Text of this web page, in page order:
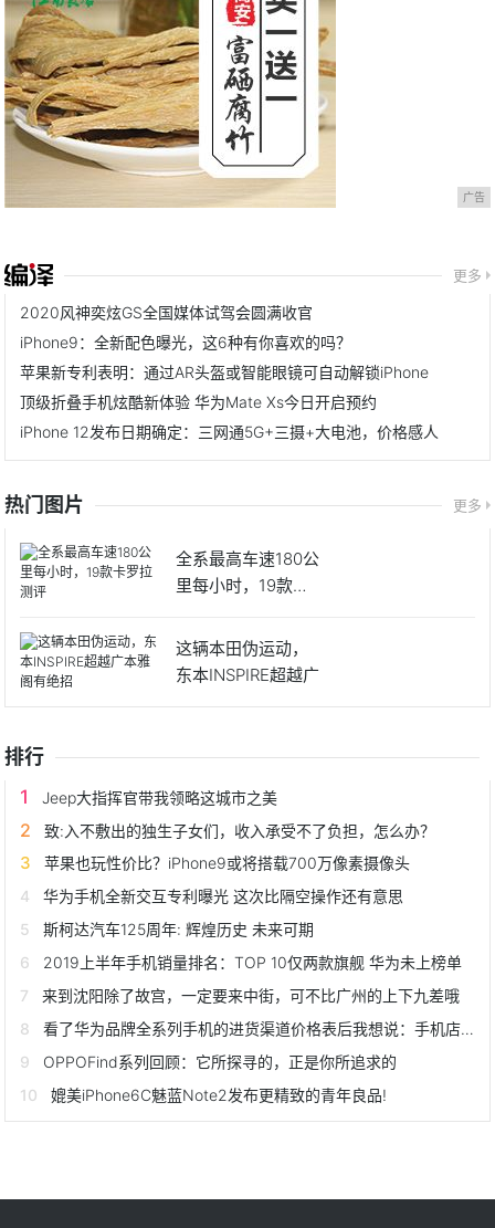
广告
更多
2020风神奕炫GS全国媒体试驾会圆满收官
iPhone9：全新配色曝光，这6种有你喜欢的吗？
苹果新专利表明：通过AR头盔或智能眼镜可自动解锁iPhone
顶级折叠手机炫酷新体验 华为Mate Xs今日开启预约
iPhone 12发布日期确定：三网通5G+三摄+大电池，价格感人
热门图片 更多
全系最高车速180公
里每小时，19款卡
这辆本田伪运动，
东本INSPIRE超越广
排行
Jeep大指挥官带我领略这城市之美
致:入不敷出的独生子女们，收入承受不了负担，怎么办？
苹果也玩性价比？iPhone9或将搭载700万像素摄像头
华为手机全新交互专利曝光 这次比隔空操作还有意思
斯柯达汽车125周年: 辉煌历史 未来可期
2019上半年手机销量排名：TOP 10仅两款旗舰 华为未上榜单
来到沈阳除了故宫，一定要来中街，可不比广州的上下九差哦
看了华为品牌全系列手机的进货渠道价格表后我想说：手机店真黑！
OPPOFind系列回顾：它所探寻的，正是你所追求的
媲美iPhone6C魅蓝Note2发布更精致的青年良品!